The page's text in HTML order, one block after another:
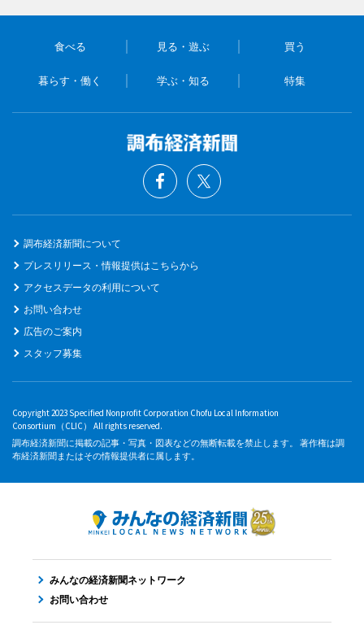
食べる 見る・遊ぶ 買う
暮らす・働く 学ぶ・知る 特集
調布経済新聞について
プレスリリース・情報提供はこちらから
アクセスデータの利用について
お問い合わせ
広告のご案内
スタッフ募集
Copyright 2023 Specified Nonprofit Corporation Chofu Local Information
Consortium（CLIC） All rights reserved.
調布経済新聞に掲載の記事・写真・図表などの無断転載を禁止します。 著作権は調
布経済新聞またはその情報提供者に属します。
みんなの経済新聞ネットワーク
お問い合わせ